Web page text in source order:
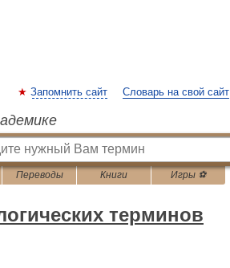
Запомнить сайт Словарь на свой сайт
Переводы Книги Игры ⚽
терминов